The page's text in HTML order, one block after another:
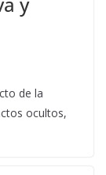
de la
ocultos,